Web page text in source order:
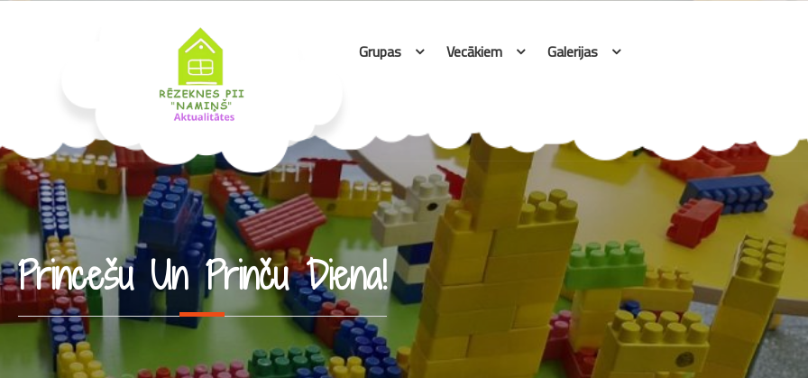
Grupas Vecākiem Galerijas
Princešu Un Prinču Diena!